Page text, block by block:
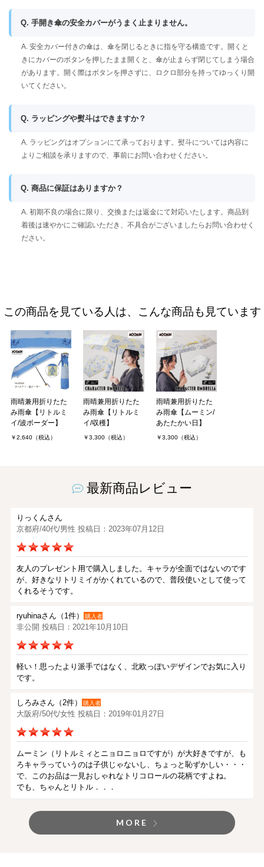
Q. 手開き傘の安全カバーがうまく止まりません。
A. 安全カバー付きの傘は、傘を閉じるときに指を守る構造です。開くと
きにカバーのボタンを押したまま開くと、傘が止まらず閉じてしまう場合
があります。開く際はボタンを押さずに、ロクロ部分を持ってゆっくり開
いてください。
Q. ラッピングや熨斗はできますか？
A. ラッピングはオプションにて承っております。熨斗については内容に
よりご相談を承りますので、事前にお問い合わせください。
Q. 商品に保証はありますか？
A. 初期不良の場合に限り、交換または返金にて対応いたします。商品到
着後は速やかにご確認いただき、不具合がございましたらお問い合わせく
ださい。
この商品を見ている人は、こんな商品も見ています
雨晴兼用折りたた
み雨傘【リトルミ
イ/波ボーダー】
￥2,640（税込）
雨晴兼用折りたた
み雨傘【リトルミ
イ/収穫】
￥3,300（税込）
雨晴兼用折りたた
み雨傘【ムーミン/
あたたかい日】
￥3,300（税込）
最新商品レビュー
りっくんさん
京都府/40代/男性 投稿日：2023年07月12日
友人のプレゼント用で購入しました。キャラが全面ではないのです
が、好きなリトリミイがかくれているので、普段使いとして使って
くれるそうです。
ryuhinaさん（1件） 購入者
非公開 投稿日：2021年10月10日
軽い！思ったより派手ではなく、北欧っぽいデザインでお気に入り
です。
しろみさん（2件） 購入者
大阪府/50代/女性 投稿日：2019年01月27日
ムーミン（リトルミィとニョロニョロですが）が大好きですが、も
ろキャラっていうのは子供じゃないし、ちょっと恥ずかしい・・・
で、このお品は一見おしゃれなトリコロールの花柄ですよね。
でも、ちゃんとリトル．．．
MORE